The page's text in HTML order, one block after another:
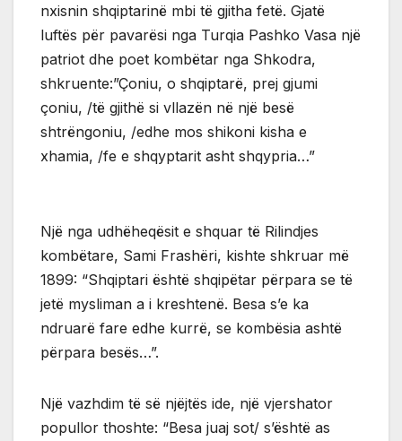
nxisnin shqiptarinë mbi të gjitha fetë. Gjatë
luftës për pavarësi nga Turqia Pashko Vasa një
patriot dhe poet kombëtar nga Shkodra,
shkruente:”Çoniu, o shqiptarë, prej gjumi
çoniu, /të gjithë si vllazën në një besë
shtrëngoniu, /edhe mos shikoni kisha e
xhamia, /fe e shqyptarit asht shqypria…”
Një nga udhëheqësit e shquar të Rilindjes
kombëtare, Sami Frashëri, kishte shkruar më
1899: “Shqiptari është shqipëtar përpara se të
jetë mysliman a i kreshtenë. Besa s’e ka
ndruarë fare edhe kurrë, se kombësia ashtë
përpara besës…”.
Një vazhdim të së njëjtës ide, një vjershator
popullor thoshte: “Besa juaj sot/ s’është as